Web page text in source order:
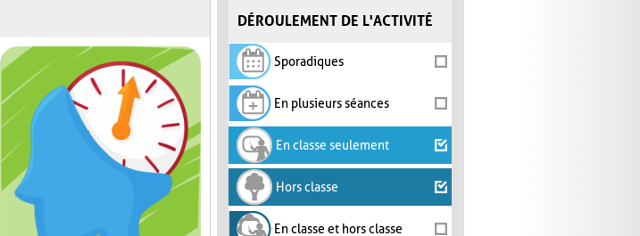
DÉROULEMENT DE L'ACTIVITÉ
Sporadiques
En plusieurs séances
En classe seulement
Hors classe
En classe et hors classe